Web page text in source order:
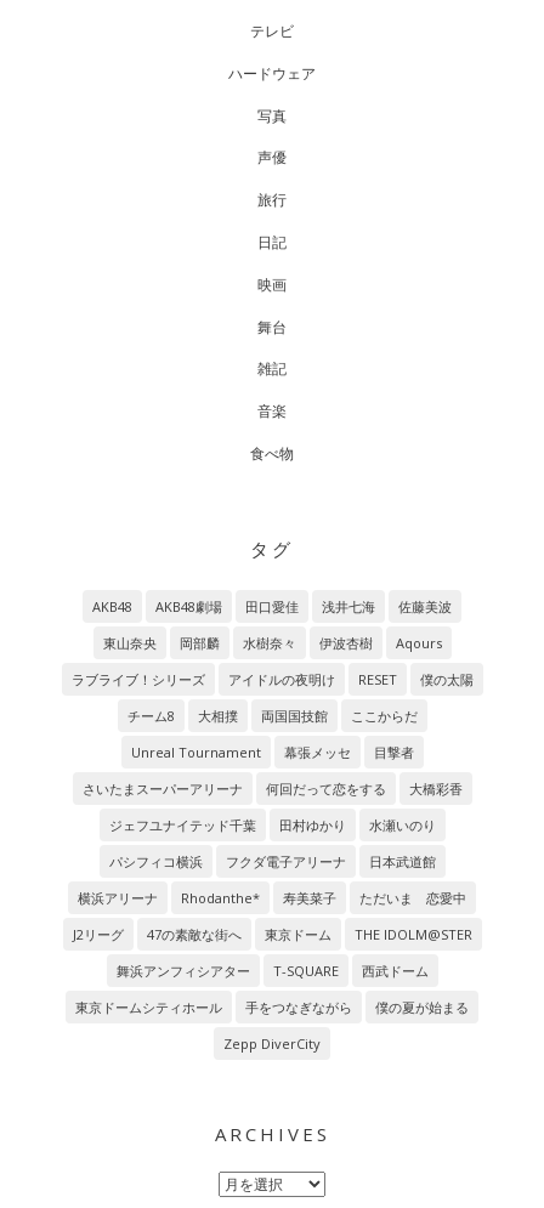
テレビ
ハードウェア
写真
声優
旅行
日記
映画
舞台
雑記
音楽
食べ物
タグ
AKB48 AKB48劇場 田口愛佳 浅井七海
佐藤美波
東山奈央
岡部麟 水樹奈々 伊波杏樹
Aqours
ラブライブ！シリーズ
アイドルの夜明け RESET
僕の太陽
チーム8
大相撲 両国国技館
ここからだ
Unreal Tournament
幕張メッセ
目撃者
さいたまスーパーアリーナ
何回だって恋をする
大橋彩香
ジェフユナイテッド千葉
田村ゆかり
水瀬いのり
パシフィコ横浜
フクダ電子アリーナ
日本武道館
横浜アリーナ
Rhodanthe* 寿美菜子
ただいま 恋愛中
J2リーグ
47の素敵な街へ 東京ドーム
THE IDOLM@STER
舞浜アンフィシアター
T-SQUARE
西武ドーム
東京ドームシティホール
手をつなぎながら
僕の夏が始まる
Zepp DiverCity
ARCHIVES
Archives